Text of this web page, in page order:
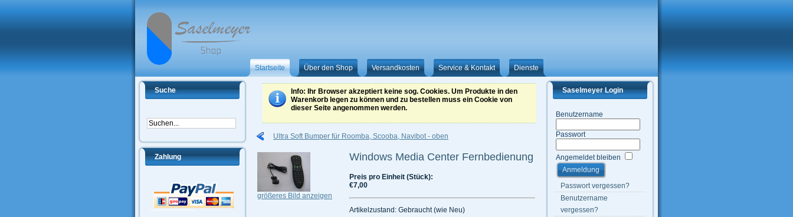
Startseite Über den Shop Versandkosten Service & Kontakt Dienste
Suche
Zahlung
Info: Ihr Browser akzeptiert keine sog. Cookies. Um Produkte in den
Warenkorb legen zu können und zu bestellen muss ein Cookie von
dieser Seite angenommen werden.
Ultra Soft Bumper für Roomba, Scooba, Navibot - oben
größeres Bild anzeigen
Windows Media Center Fernbedienung
Preis pro Einheit (Stück):
€7,00
Artikelzustand: Gebraucht (wie Neu)
Saselmeyer Login
Benutzername
Passwort
Angemeldet bleiben
Passwort vergessen?
Benutzername
vergessen?